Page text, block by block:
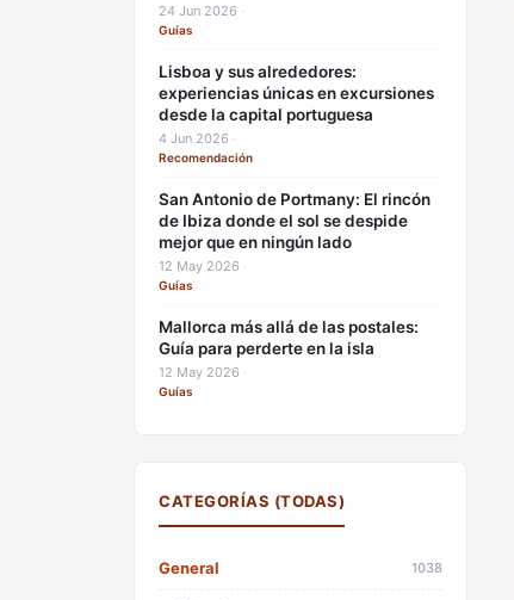
24 Jun 2026 ·
Guías
Lisboa y sus alrededores:
experiencias únicas en excursiones
desde la capital portuguesa
4 Jun 2026 ·
Recomendación
San Antonio de Portmany: El rincón
de Ibiza donde el sol se despide
mejor que en ningún lado
12 May 2026 ·
Guías
Mallorca más allá de las postales:
Guía para perderte en la isla
12 May 2026 ·
Guías
CATEGORÍAS (TODAS)
General 1038